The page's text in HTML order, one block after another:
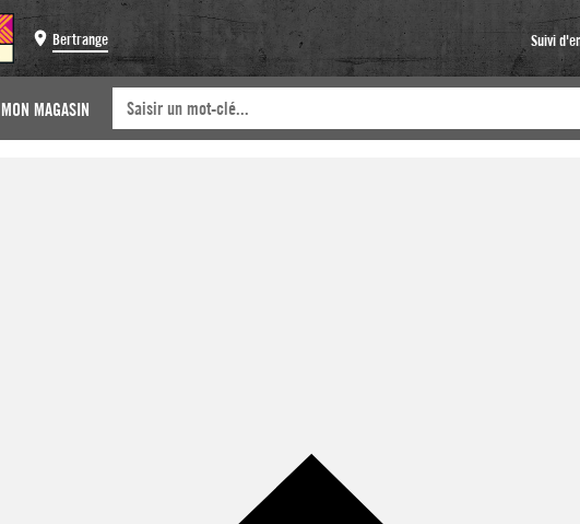
Bertrange Suivi
MON MAGASIN